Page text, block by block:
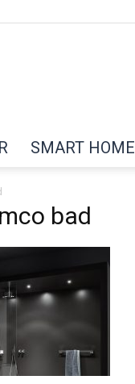
SMART HOME
bad